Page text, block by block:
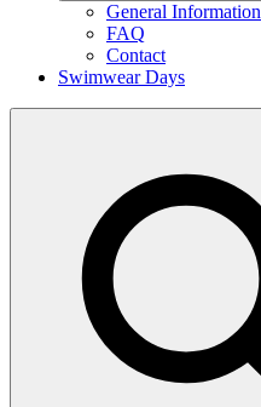
General Information
FAQ
Contact
Swimwear Days